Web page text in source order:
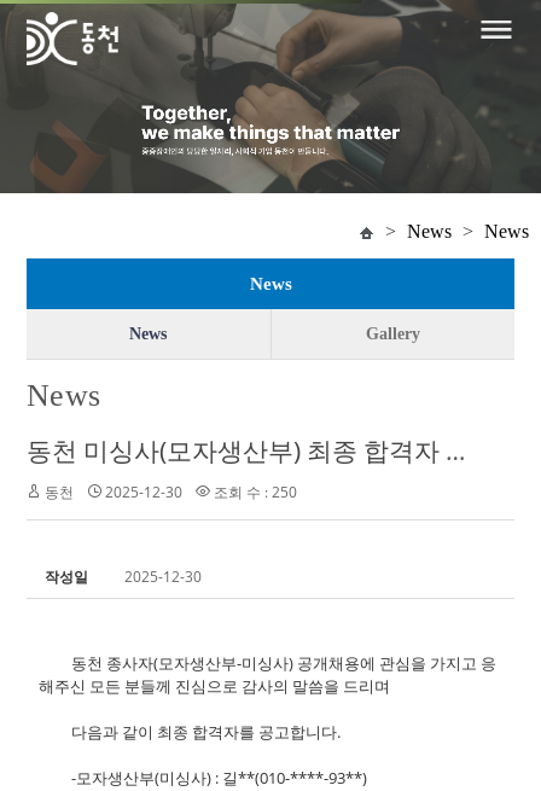
> News > News
News
News Gallery
News
동천 미싱사(모자생산부) 최종 합격자 공고
동천 2025-12-30 조회 수 : 250
작성일 2025-12-30
동천 종사자(모자생산부-미싱사) 공개채용에 관심을 가지고 응
해주신 모든 분들께 진심으로 감사의 말씀을 드리며
다음과 같이 최종 합격자를 공고합니다.
-모자생산부(미싱사) : 길**(010-****-93**)